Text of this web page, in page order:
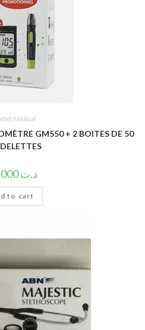
Médical
GM550 + 2 BOITES DE 50
د.ت70,000
to cart